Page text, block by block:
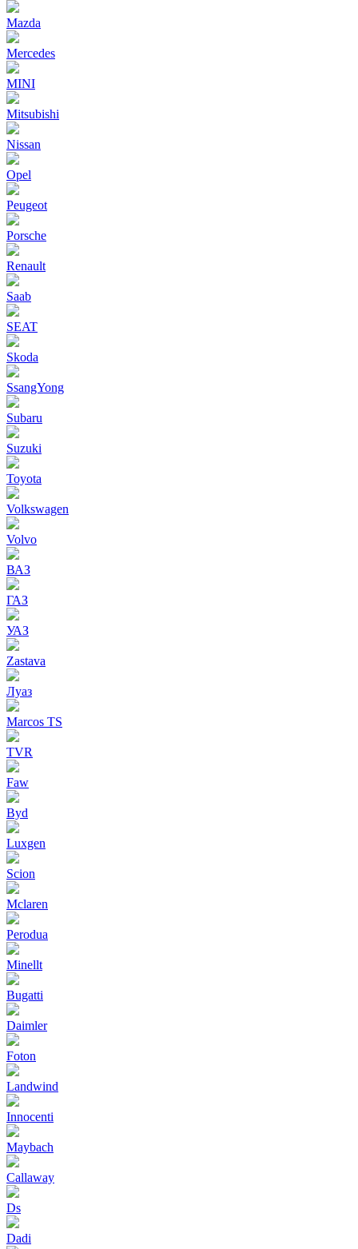
Mazda
Mercedes
MINI
Mitsubishi
Nissan
Opel
Peugeot
Porsche
Renault
Saab
SEAT
Skoda
SsangYong
Subaru
Suzuki
Toyota
Volkswagen
Volvo
ВАЗ
ГАЗ
УАЗ
Zastava
Луаз
Marcos TS
TVR
Faw
Byd
Luxgen
Scion
Mclaren
Perodua
Minellt
Bugatti
Daimler
Foton
Landwind
Innocenti
Maybach
Callaway
Ds
Dadi